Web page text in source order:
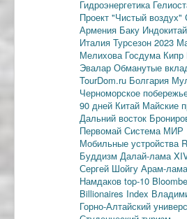
Гидроэнергетика
Проект "Чистый воздух"
Армения Баку Индокитай
Италия Турсезон 2023
Мелихова Госдума Кипр
Эвалар Обманутые
TourDom.ru Болгария
Черноморское
90 дней Китай Майские
Дальний восток
Первомай Система МИР
Мобильные устройства
Буддизм Далай-лама
Сергей Шойгу Арам-лама
Намдаков top-10
Billionaires Index
Горно-Алтайский